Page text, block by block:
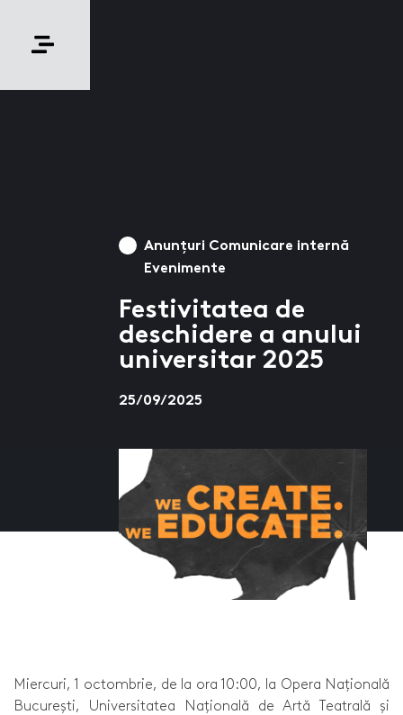
Anunțuri Comunicare internă
Evenimente
Festivitatea de
deschidere a anului
universitar 2025
25/09/2025
Miercuri, 1 octombrie, de la ora 10:00, la Opera Națională
București, Universitatea Națională de Artă Teatrală și